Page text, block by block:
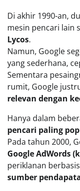
Di akhir 1990-an,
mesin pencari lain
Lycos.
Namun, Google
yang sederhana,
Sementara
rumit, Google
relevan dengan
Hanya dalam
pencari paling
Pada tahun 2000,
Google AdWords
periklanan
sumber